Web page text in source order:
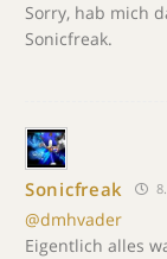
Sorry, hab mich
Sonicfreak.
Sonicfreak
@dmhvader
Eigentlich alles